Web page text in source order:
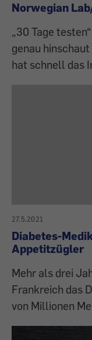
Norwegian
„30 Tage
genau
hat schnell das
27.5.2021
Diabetes-
Appetitzügler
Mehr als drei
Frankreich das
von Millionen